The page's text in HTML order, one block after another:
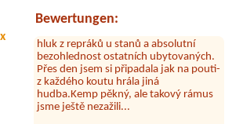
Bewertungen:
Co nás ale velice zklamalo byl celodenní
bezohlednost ostatních ubytovaných.
Přes den jsem si připadala jak na pouti-
z každého koutu hrála jiná
hudba.Kemp pěkný, ale takový rámus
jsme ještě nezažili...